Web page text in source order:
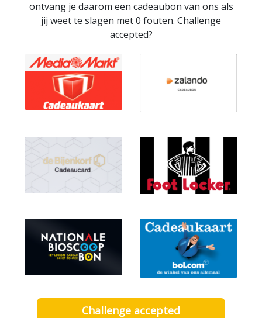
ontvang je daarom een cadeaubon van ons als
jij weet te slagen met 0 fouten. Challenge
accepted?
Challenge accepted